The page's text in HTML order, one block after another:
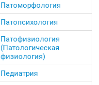
Патоморфология
Патопсихология
Патофизиология
(Патологическая
физиология)
Педиатрия